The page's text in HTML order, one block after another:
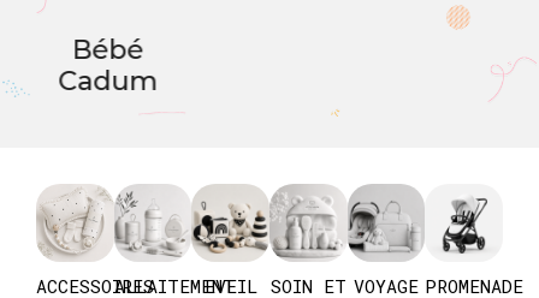
Bébé
Cadum
ACCESSOIRESALLAITEMENT
EVEIL SOIN ET VOYAGE PROMENADE